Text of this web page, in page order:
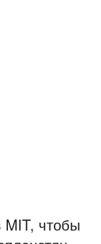
MIT, чтобы